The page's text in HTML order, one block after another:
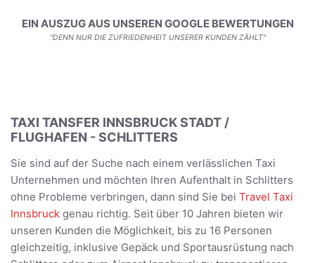
EIN AUSZUG AUS UNSEREN GOOGLE BEWERTUNGEN
"DENN NUR DIE ZUFRIEDENHEIT UNSERER KUNDEN ZÄHLT"
TAXI TANSFER INNSBRUCK STADT /
FLUGHAFEN - SCHLITTERS
Sie sind auf der Suche nach einem verlässlichen Taxi
Unternehmen und möchten Ihren Aufenthalt in Schlitters
ohne Probleme verbringen, dann sind Sie bei Travel Taxi
Innsbruck genau richtig. Seit über 10 Jahren bieten wir
unseren Kunden die Möglichkeit, bis zu 16 Personen
gleichzeitig, inklusive Gepäck und Sportausrüstung nach